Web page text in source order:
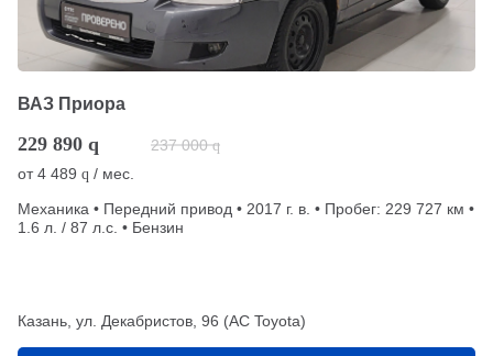
ВАЗ Приора
229 890 q 237 000 q
от4 489 q / мес.
Механика • Передний привод • 2017 г. в. • Пробег: 229 727 км •
1.6 л. / 87 л.с. • Бензин
Казань, ул. Декабристов, 96 (АС Toyota)